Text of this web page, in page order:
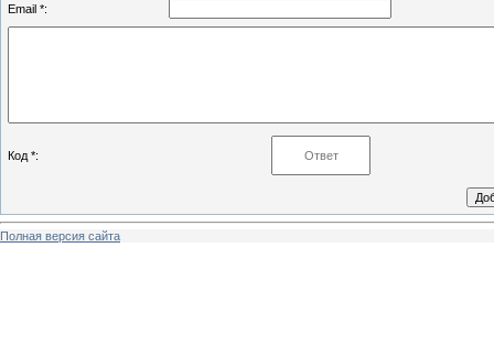
Email *:
Код *:
Полная версия сайта